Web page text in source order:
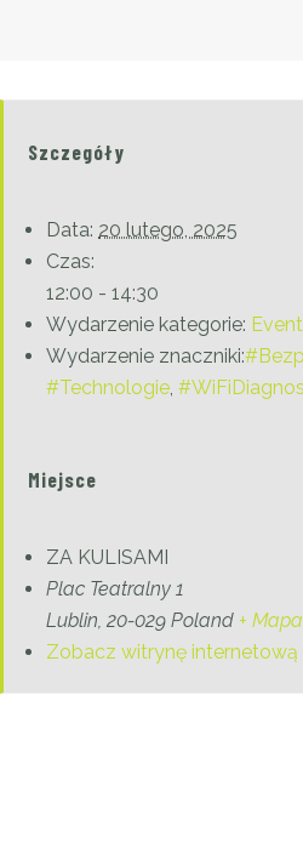
Szczegóły
Data: 20 lutego, 2025
Czas:
12:00 - 14:30
Wydarzenie kategorie: Event
Wydarzenie znaczniki:
#Technologie,
Miejsce
ZA KULISAMI
Plac Teatralny 1
Lublin, 20-029 Poland +
Zobacz witrynę internetową